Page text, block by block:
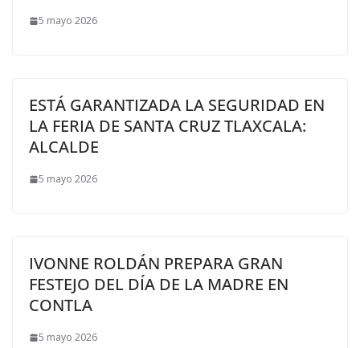
5 mayo 2026
ESTÁ GARANTIZADA LA SEGURIDAD EN
LA FERIA DE SANTA CRUZ TLAXCALA:
ALCALDE
5 mayo 2026
IVONNE ROLDÁN PREPARA GRAN
FESTEJO DEL DÍA DE LA MADRE EN
CONTLA
5 mayo 2026